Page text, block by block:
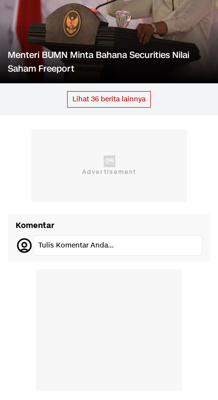
Menteri BUMN Minta Bahana Securities Nilai
Saham Freeport
Lihat 36 berita lainnya
Komentar
Tulis Komentar Anda...